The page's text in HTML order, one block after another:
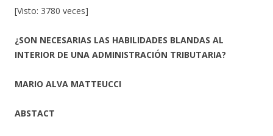
[Visto: 3780 veces]
¿SON NECESARIAS LAS HABILIDADES BLANDAS AL
INTERIOR DE UNA ADMINISTRACIÓN TRIBUTARIA?
MARIO ALVA MATTEUCCI
ABSTACT